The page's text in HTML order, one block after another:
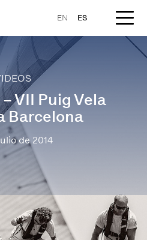
EN ES
VII Puig Vela
Barcelona
de 2014